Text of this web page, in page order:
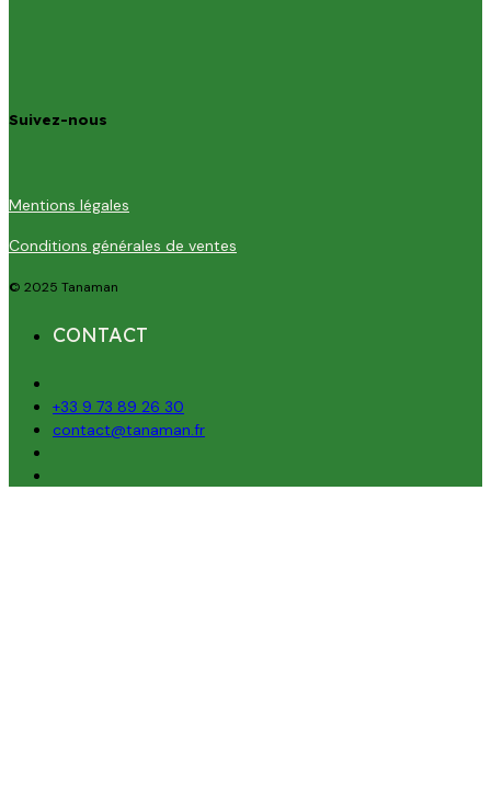
Suivez-nous
Mentions légales
Conditions générales de ventes
© 2025 Tanaman
CONTACT
+33 9 73 89 26 30
contact@tanaman.fr